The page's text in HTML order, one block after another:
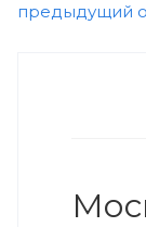
предыдущий